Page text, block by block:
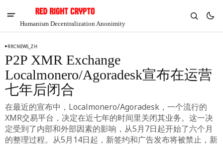
Humanism Decentralization Anonimity
RRCNEWS_ZH
P2P XMR Exchange
Localmonero/Agoradesk宣布在运营
七年后闭合
在最近的宣布中，Localmonero/Agoradesk，一个流行的
XMR交易平台，决定在近七年的时间里关闭其业务。这一决
定受到了内部和外部因素的影响，从5月7日起开始了六个月
的整理过程。从5月14日起，新签约和广告发布将被禁止，新